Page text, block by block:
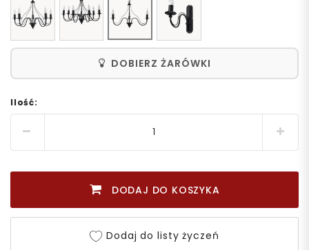
DOBIERZ ŻARÓWKI
Ilość:
DODAJ DO KOSZYKA
Dodaj do listy życzeń